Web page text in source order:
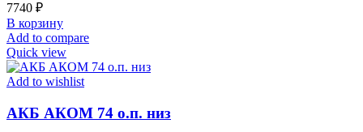
7740 ₽
В корзину
Add to compare
Quick view
Add to wishlist
АКБ АКОМ 74 о.п. низ